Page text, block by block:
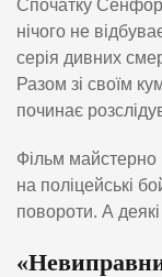
Спочатку
нічого не
серія дивних
Разом зі своїм
починає
Фільм майстерно
на поліцейські
повороти. А